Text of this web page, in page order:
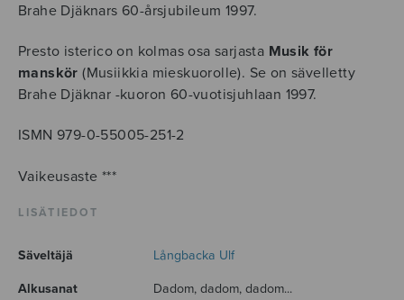
Brahe Djäknars 60-årsjubileum 1997.
Presto isterico on kolmas osa sarjasta Musik för
manskör (Musiikkia mieskuorolle). Se on sävelletty
Brahe Djäknar -kuoron 60-vuotisjuhlaan 1997.
ISMN 979-0-55005-251-2
Vaikeusaste ***
LISÄTIEDOT
Säveltäjä Långbacka Ulf
Alkusanat Dadom, dadom, dadom...